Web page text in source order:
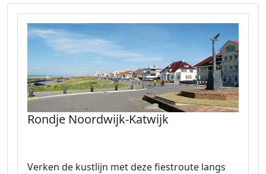
Rondje Noordwijk-Katwijk
Verken de kustlijn met deze fiestroute langs